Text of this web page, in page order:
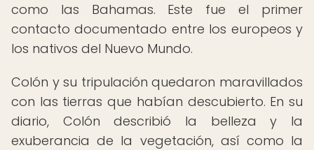
como las Bahamas. Este fue el primer
contacto documentado entre los europeos y
los nativos del Nuevo Mundo.
Colón y su tripulación quedaron maravillados
con las tierras que habían descubierto. En su
diario, Colón describió la belleza y la
exuberancia de la vegetación, así como la